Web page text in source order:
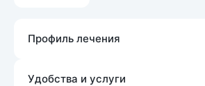
Профиль лечения
Удобства и услуги